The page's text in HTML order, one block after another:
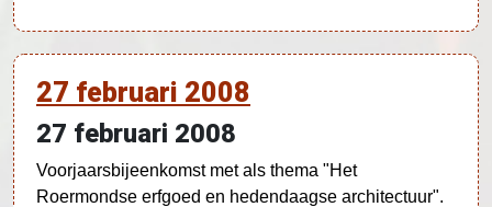
27 februari 2008
27 februari 2008
Voorjaarsbijeenkomst met als thema "Het
Roermondse erfgoed en hedendaagse architectuur".